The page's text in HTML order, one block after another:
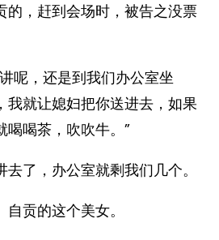
的，赶到会场时，被告之没票
呢，还是到我们办公室坐
我就让媳妇把你送进去，如果
喝喝茶，吹吹牛。”
了，办公室就剩我们几个。
贡的这个美女。